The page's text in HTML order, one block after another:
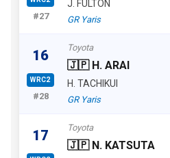
#27
J. FULTON
GR Yaris
16
WRC2
#28
Toyota
🇯🇵 H. ARAI
H. TACHIKUI
GR Yaris
17 Toyota
🇯🇵 N. KATSUTA